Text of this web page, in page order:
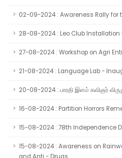
02-09-2024 : Awareness Rally
28-08-2024 : Leo Club
27-08-2024 : Workshop on Agri
21-08-2024 : Language Lab -
20-08-2024 : பாரதி இளம் கவிஞர்
16-08-2024 : Partition Horrors
15-08-2024 : 78th Independence
15-08-2024 : Awareness on